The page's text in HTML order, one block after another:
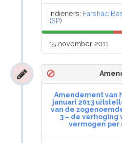
Indieners: Farshad
(SP)
15 november 2011
Amendement van
januari 2013
van de
3 – de verhoging
vermogen per